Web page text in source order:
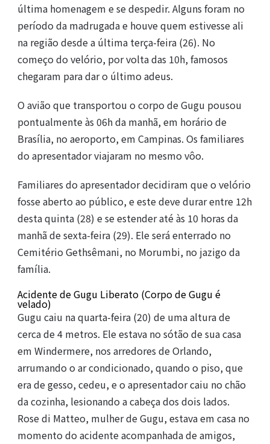
última homenagem e se despedir. Alguns foram no
período da madrugada e houve quem estivesse ali
na região desde a última terça-feira (26). No
começo do velório, por volta das 10h, famosos
chegaram para dar o último adeus.
O avião que transportou o corpo de Gugu pousou
pontualmente às 06h da manhã, em horário de
Brasília, no aeroporto, em Campinas. Os familiares
do apresentador viajaram no mesmo vôo.
Familiares do apresentador decidiram que o velório
fosse aberto ao público, e este deve durar entre 12h
desta quinta (28) e se estender até às 10 horas da
manhã de sexta-feira (29). Ele será enterrado no
Cemitério Gethsêmani, no Morumbi, no jazigo da
família.
Acidente de Gugu Liberato (Corpo de Gugu é
velado)
Gugu caiu na quarta-feira (20) de uma altura de
cerca de 4 metros. Ele estava no sótão de sua casa
em Windermere, nos arredores de Orlando,
arrumando o ar condicionado, quando o piso, que
era de gesso, cedeu, e o apresentador caiu no chão
da cozinha, lesionando a cabeça dos dois lados.
Rose di Matteo, mulher de Gugu, estava em casa no
momento do acidente acompanhada de amigos,